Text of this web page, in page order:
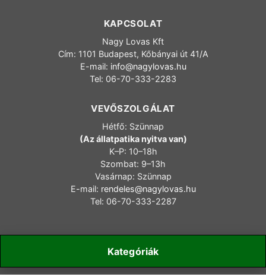
Kategóriák
KAPCSOLAT
Nagy Lovas Kft
Cím: 1101 Budapest, Kőbányai út 41/A
E-mail: info@nagylovas.hu
Tel: 06-70-333-2283
VEVŐSZOLGÁLAT
Hétfő: Szünnap
(Az állatpatika nyitva van)
K–P: 10–18h
Szombat: 9–13h
Vasárnap: Szünnap
E-mail: rendeles@nagylovas.hu
Tel: 06-70-333-2287
Copyright 2006-2025 nagylovas.hu – Minden jog fenntartva